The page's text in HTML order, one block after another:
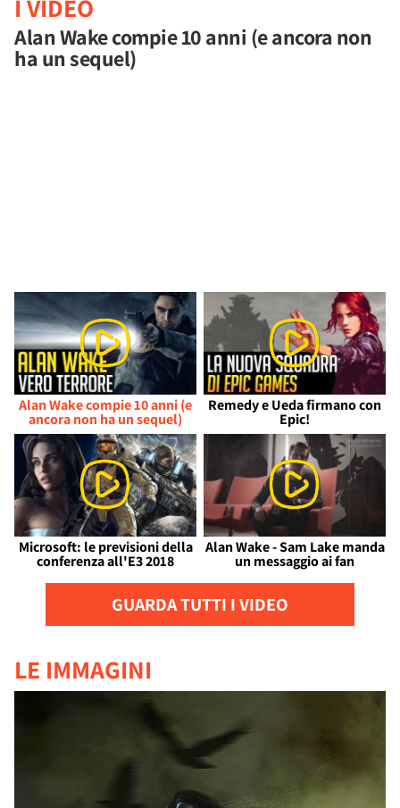
I VIDEO
Alan Wake compie 10 anni (e ancora non
ha un sequel)
Alan Wake compie 10 anni (e
ancora non ha un sequel)
Remedy e Ueda firmano con
Epic!
Microsoft: le previsioni della
conferenza all'E3 2018
Alan Wake - Sam Lake manda
un messaggio ai fan
GUARDA TUTTI I VIDEO
LE IMMAGINI